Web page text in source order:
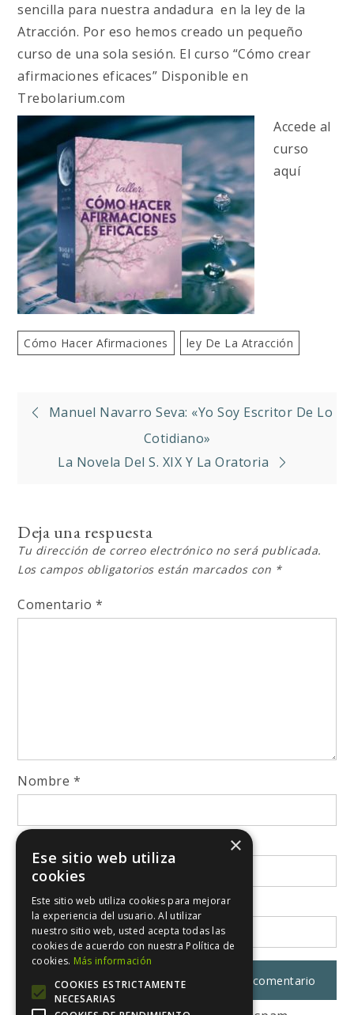
sencilla para nuestra andadura en la ley de la
Atracción. Por eso hemos creado un pequeño
curso de una sola sesión. El curso “Cómo crear
afirmaciones eficaces” Disponible en
Trebolarium.com
Accede al
curso
aquí
Cómo Hacer Afirmaciones Ley De La Atracción
Navegación
Manuel Navarro Seva: «Yo Soy Escritor De Lo
Cotidiano»
La Novela Del S. XIX Y La Oratoria
Deja una respuesta
Tu dirección de correo electrónico no será publicada.
Los campos obligatorios están marcados con *
Comentario *
Nombre *
Correo electrónico
Web
×
Ese sitio web utiliza
cookies
Este sitio web utiliza cookies para mejorar
la experiencia del usuario. Al utilizar
nuestro sitio web, usted acepta todas las
cookies de acuerdo con nuestra Política de
cookies. Más información
COOKIES ESTRICTAMENTE
NECESARIAS